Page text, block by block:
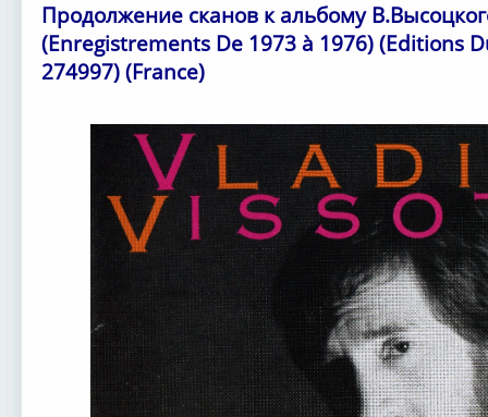
Владимир
Высоцкий
Владимир
Высоцкий
Владимир
Высоцкий
Высоцкий
Владимир
Высоцкий
Продолжение сканов к альбому
(Enregistrements De 1973 à 1976) ⁣(⁣Editions
274997) (France)